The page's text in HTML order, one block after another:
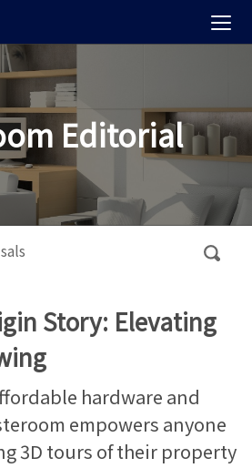
Editorial
Story: Elevating
hardware and
empowers anyone
3D tours of their property